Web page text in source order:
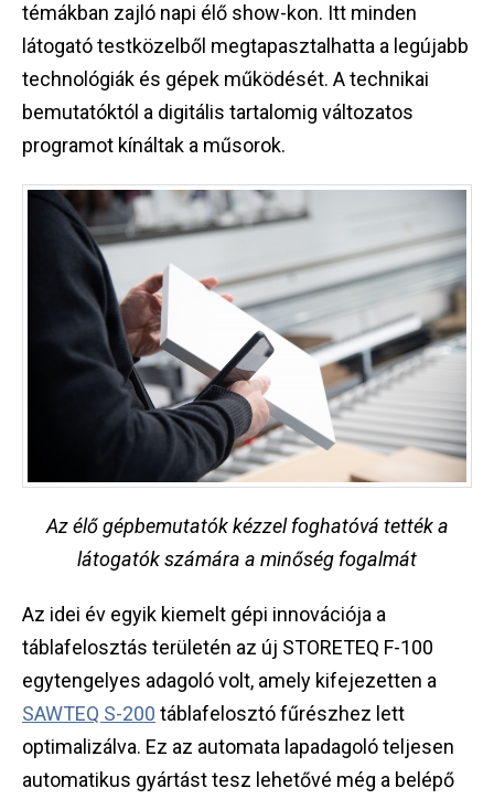
témákban zajló napi élő show-kon. Itt minden
látogató testközelből megtapasztalhatta a legújabb
technológiák és gépek működését. A technikai
bemutatóktól a digitális tartalomig változatos
programot kínáltak a műsorok.
Az élő gépbemutatók kézzel foghatóvá tették a
látogatók számára a minőség fogalmát
Az idei év egyik kiemelt gépi innovációja a
táblafelosztás területén az új STORETEQ F-100
egytengelyes adagoló volt, amely kifejezetten a
SAWTEQ S-200 táblafelosztó fűrészhez lett
optimalizálva. Ez az automata lapadagoló teljesen
automatikus gyártást tesz lehetővé még a belépő